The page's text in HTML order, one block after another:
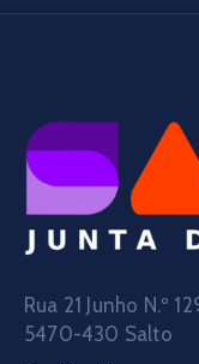
Rua 21 Junho N.º
5470-430 Salto